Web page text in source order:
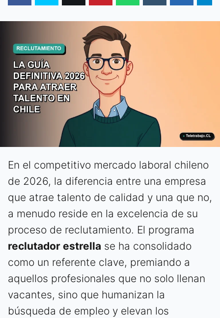
En el competitivo mercado laboral chileno
de 2026, la diferencia entre una empresa
que atrae talento de calidad y una que no,
a menudo reside en la excelencia de su
proceso de reclutamiento. El programa
reclutador estrella se ha consolidado
como un referente clave, premiando a
aquellos profesionales que no solo llenan
vacantes, sino que humanizan la
búsqueda de empleo y elevan los